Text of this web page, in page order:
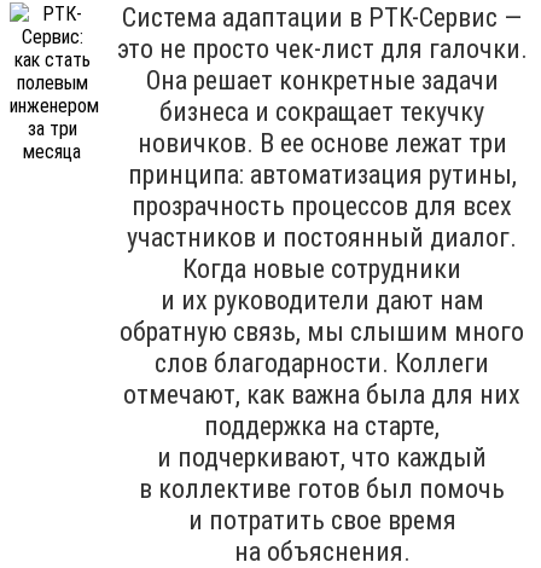
Система адаптации в РТК-Сервис —
это не просто чек-лист для галочки.
Она решает конкретные задачи
бизнеса и сокращает текучку
новичков. В ее основе лежат три
принципа: автоматизация рутины,
прозрачность процессов для всех
участников и постоянный диалог.
Когда новые сотрудники
и их руководители дают нам
обратную связь, мы слышим много
слов благодарности. Коллеги
отмечают, как важна была для них
поддержка на старте,
и подчеркивают, что каждый
в коллективе готов был помочь
и потратить свое время
на объяснения.